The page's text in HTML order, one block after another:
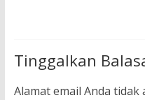
Tinggalkan
Alamat email Anda